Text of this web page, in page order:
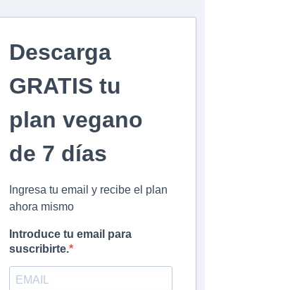
Descarga
GRATIS tu
plan vegano
de 7 días
Ingresa tu email y recibe el plan
ahora mismo
Introduce tu email para
suscribirte.